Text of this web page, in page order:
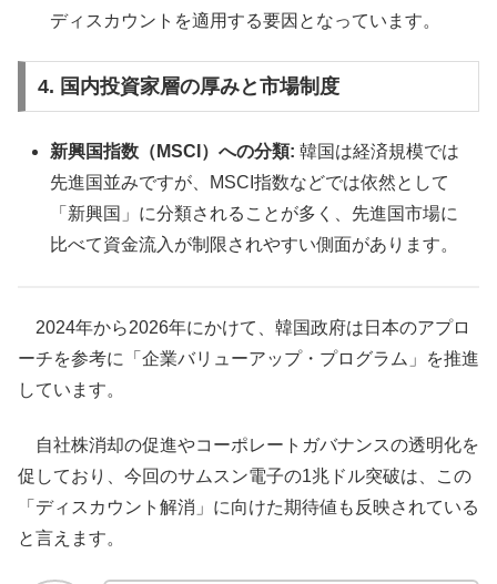
ディスカウントを適用する要因となっています。
4. 国内投資家層の厚みと市場制度
新興国指数（MSCI）への分類: 韓国は経済規模では
先進国並みですが、MSCI指数などでは依然として
「新興国」に分類されることが多く、先進国市場に
比べて資金流入が制限されやすい側面があります。
2024年から2026年にかけて、韓国政府は日本のアプロ
ーチを参考に「企業バリューアップ・プログラム」を推進
しています。
自社株消却の促進やコーポレートガバナンスの透明化を
促しており、今回のサムスン電子の1兆ドル突破は、この
「ディスカウント解消」に向けた期待値も反映されている
と言えます。